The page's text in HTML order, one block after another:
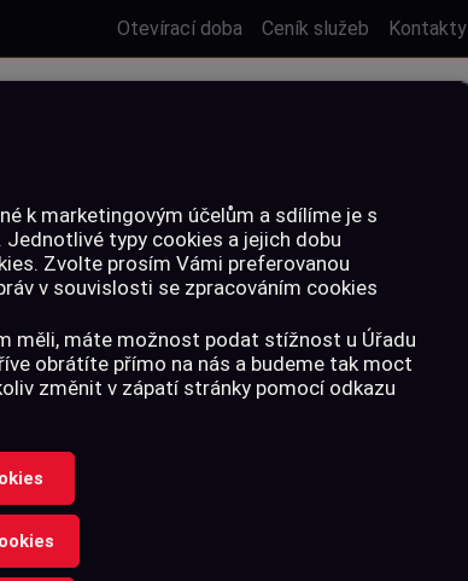
k marketingovým účelům a sdílíme je s
typy cookies a jejich dobu
Zvolte prosím Vámi preferovanou
v souvislosti se zpracováním cookies
měli, máte možnost podat stížnost u Úřadu
obrátíte přímo na nás a budeme tak moct
změnit v zápatí stránky pomocí odkazu
Otevírací doba Ceník služeb Kontakty
POUKAZY
8/32"
BRONZ - 12 MM,
VNĚJŠÍ 8/32"